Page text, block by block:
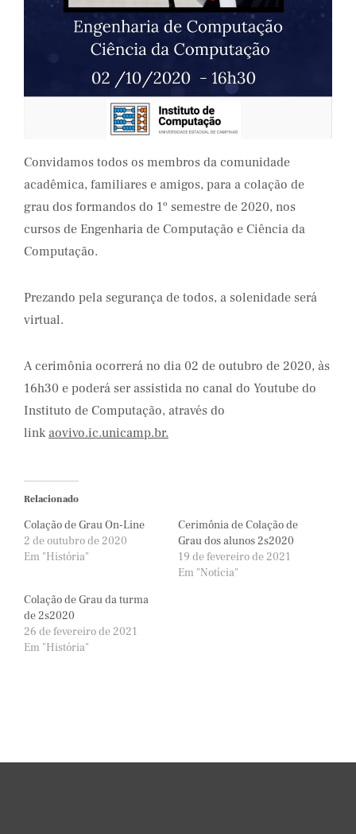
Convidamos todos os membros da comunidade
acadêmica, familiares e amigos, para a colação de
grau dos formandos do 1º semestre de 2020, nos
cursos de Engenharia de Computação e Ciência da
Computação.
Prezando pela segurança de todos, a solenidade será
virtual.
A cerimônia ocorrerá no dia 02 de outubro de 2020, às
16h30 e poderá ser assistida no canal do Youtube do
Instituto de Computação, através do
link aovivo.ic.unicamp.br.
Relacionado
Colação de Grau On-Line
2 de outubro de 2020
Em "História"
Cerimônia de Colação de
Grau dos alunos 2s2020
19 de fevereiro de 2021
Em "Notícia"
Colação de Grau da turma
de 2s2020
26 de fevereiro de 2021
Em "História"